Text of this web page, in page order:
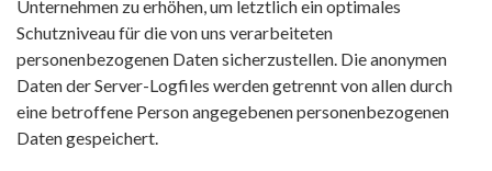
Unternehmen zu erhöhen, um letztlich ein optimales
Schutzniveau für die von uns verarbeiteten
personenbezogenen Daten sicherzustellen. Die anonymen
Daten der Server-Logfiles werden getrennt von allen durch
eine betroffene Person angegebenen personenbezogenen
Daten gespeichert.